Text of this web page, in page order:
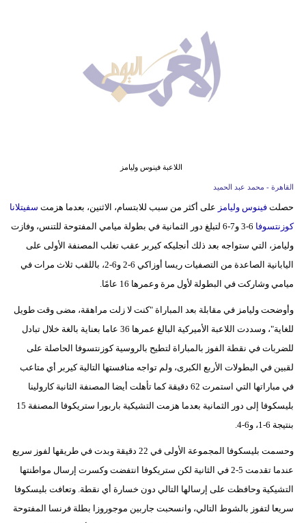
مرأة
أزياء
إسلامية
وتكنولوجيا
مدوَّنات
أبراج
سيارات
اللاعبة فينوس وليامز
القاهرة - محمد عبد الحميد
حصلتفينوس وليامز على أكثر من سبب للابتسام، الاثنين، بعدما هزمت سفيتلانا
كوزنتسوفا
6-3 و7-6 لتبلغ دور الثمانية في بطولة ميامي المفتوحة للتنس، وفازت
وليامز، التي ستواجه بعد ذلك أنجليكه كيربر عقب تغلب المصنفة الأولى على
اليابانية الصاعدة من التصفيات ريسا أوزاكي 6-2 و6-2، باللقب ثلاث مرات في
ميامي وشاركت في البطولة لأول مرة وعمرها 16 عامًا.
وأوضحت وليامز في مقابلة بعد المباراة "كنت لا زلت مراهقة، مضى وقت طويل
للغاية"، وسددت اللاعبة الأميركية البالغ عمرها 36 عاما بعناية بالغة خلال تبادل
للضربات في نقطة الفوز بالمباراة لتطيح بالروسية كوزنتسوفا الحاصلة على
لقبين في البطولات الأربع الكبرى، ولم تواجه منافستها التالية كيربر أي متاعب
في مباراتها التي استمرت 62 دقيقة كما تأهلت أيضا المصنفة الثانية كارولينا
بليسكوفا إلى دور الثمانية بعدما هزمت التشيكية باربورا ستريكوفا المصنفة 15
بنتيجة 6-1، و6-4.
وحسمت بليسكوفا المجموعة الأولى في 22 دقيقة وبدت في طريقها لفوز سريع
عندما تقدمت 5-2 في الثانية لكن ستريكوفا انتفضت وكسرت إرسال مواطنتها
التشيكية وحافظت على إرسالها التالي دون خسارة أي نقطة. وتعافت بليسكوفا
سريعا لتفوز بالشوط التالي، وانسحبت جاربين موجوروزا بطلة فرنسا المفتوحة